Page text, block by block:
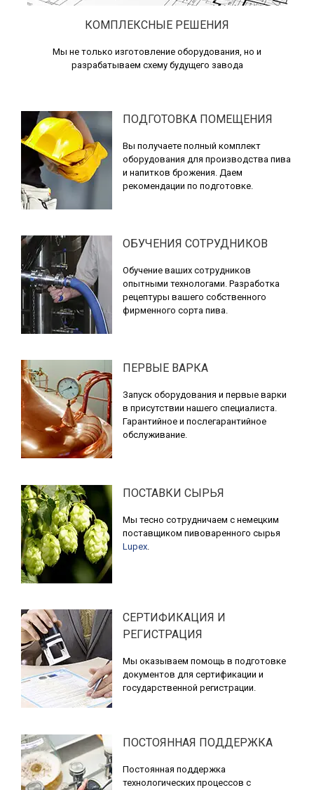
КОМПЛЕКСНЫЕ РЕШЕНИЯ
Мы не только изготовление оборудования, но и
разрабатываем схему будущего завода
ПОДГОТОВКА ПОМЕЩЕНИЯ
Вы получаете полный комплект
оборудования для производства пива
и напитков брожения. Даем
рекомендации по подготовке.
ОБУЧЕНИЯ СОТРУДНИКОВ
Обучение ваших сотрудников
опытными технологами. Разработка
рецептуры вашего собственного
фирменного сорта пива.
ПЕРВЫЕ ВАРКА
Запуск оборудования и первые варки
в присутствии нашего специалиста.
Гарантийное и послегарантийное
обслуживание.
ПОСТАВКИ СЫРЬЯ
Мы тесно сотрудничаем с немецким
поставщиком пивоваренного сырья
Lupex
СЕРТИФИКАЦИЯ И
РЕГИСТРАЦИЯ
Мы оказываем помощь в подготовке
документов для сертификации и
государственной регистрации.
ПОСТОЯННАЯ ПОДДЕРЖКА
Постоянная поддержка
технологических процессов с